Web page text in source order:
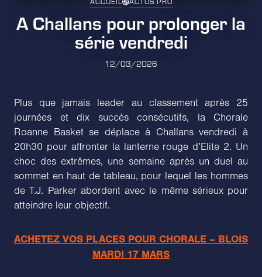
A Challans pour prolonger la
série vendredi
12/03/2026
Plus que jamais leader au classement après 25
journées et dix succès consécutifs, la Chorale
Roanne Basket se déplace à Challans vendredi à
20h30 pour affronter la lanterne rouge d’Elite 2. Un
choc des extrêmes, une semaine après un duel au
sommet en haut de tableau, pour lequel les hommes
de T.J. Parker abordent avec le même sérieux pour
atteindre leur objectif.
ACHETEZ VOS PLACES POUR CHORALE – BLOIS
MARDI 17 MARS